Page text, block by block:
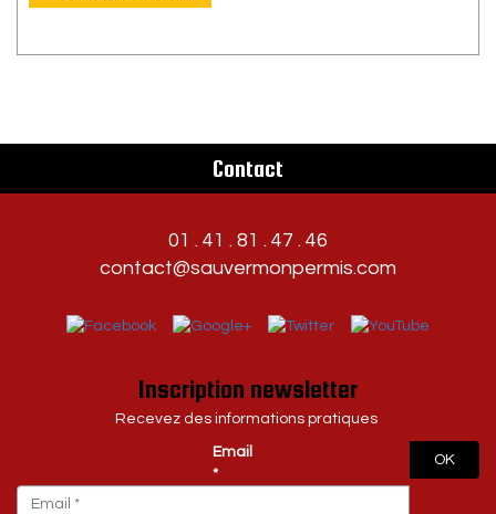
Contact
01 . 41 . 81 . 47 . 46
contact@sauvermonpermis.com
Inscription newsletter
Recevez des informations pratiques
Email
*
OK